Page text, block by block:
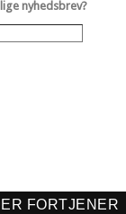
nyhedsbrev?
FORTJENER